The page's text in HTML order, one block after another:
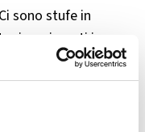
sono stufe in
pavimenti in